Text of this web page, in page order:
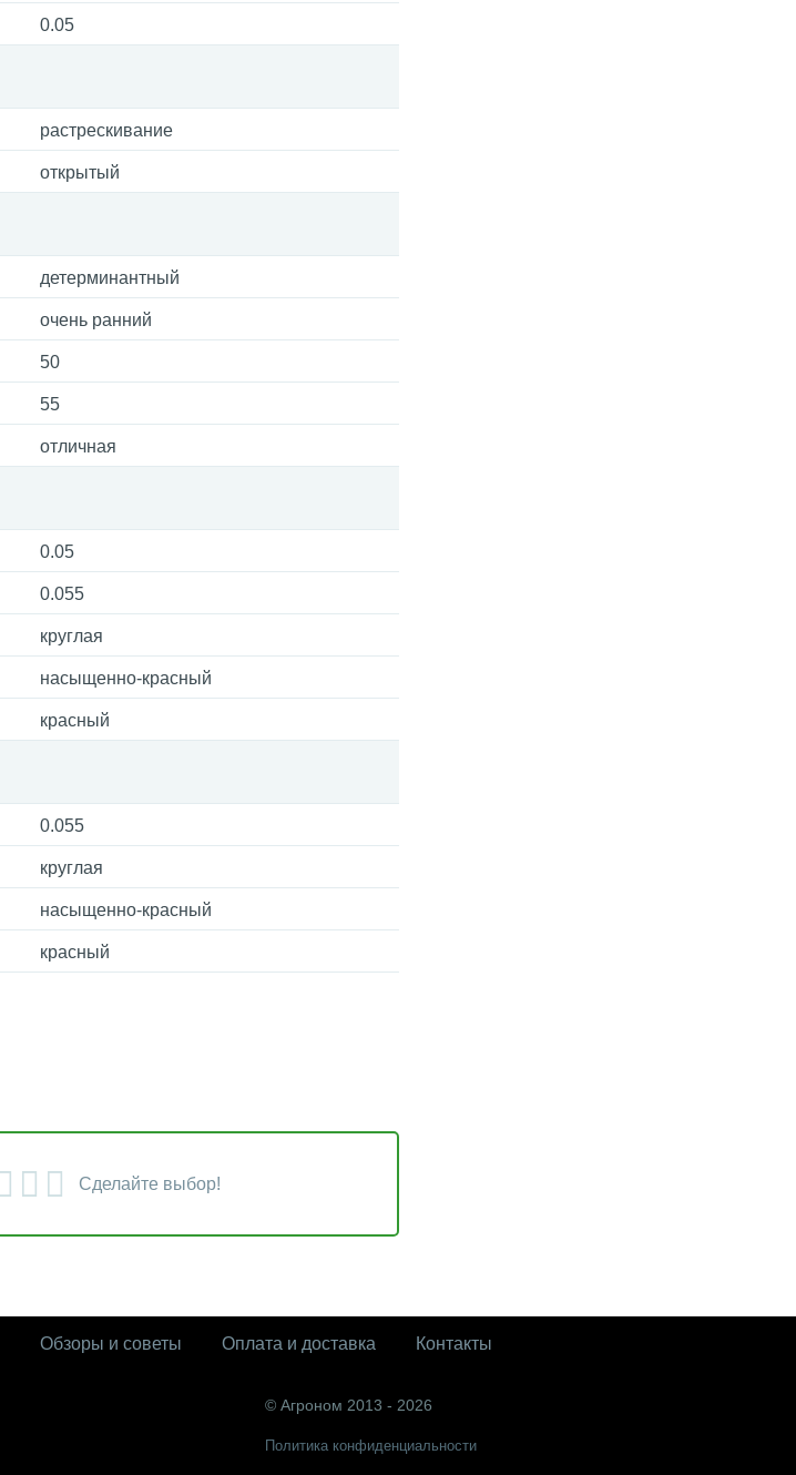
0.05
растрескивание
открытый
детерминантный
очень ранний
50
55
отличная
0.05
0.055
круглая
насыщенно-красный
красный
0.055
круглая
насыщенно-красный
красный
Сделайте выбор!
Обзоры и советы Оплата и доставка Контакты
© Агроном 2013 - 2026
Политика конфиденциальности